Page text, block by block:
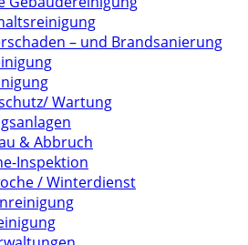
– und Brandsanierung
Wartung
& Abbruch
Inspektion
/ Winterdienst